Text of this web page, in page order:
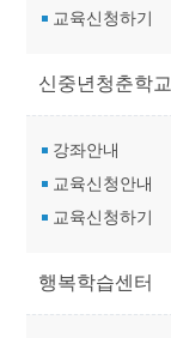
교육신청하기
신중년청춘학교
강좌안내
교육신청안내
교육신청하기
행복학습센터